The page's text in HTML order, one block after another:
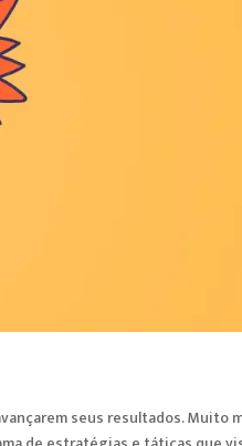
seus resultados. Muito